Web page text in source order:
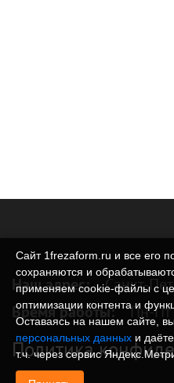
Наш адрес: Санкт-
Время работы: Пн-Пт
Политика
Сайт 1frezaform.ru и все его
сохраняются и
применяем cookie‑файлы с
оптимизации контента и
Оставаясь на нашем сайте,
персональных данных и
т.ч. через сервис